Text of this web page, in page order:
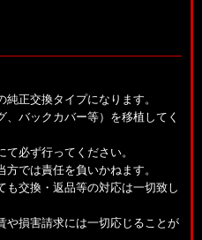
正交換タイプになります。
バックカバー等）を移植してく
必ず行ってください。
では責任を負いかねます。
交換・返品等の対応は一切致し
や損害請求には一切応じることが